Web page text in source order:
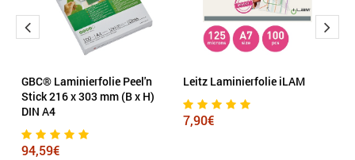
GBC® Laminierfolie Peel'n
Stick 216 x 303 mm (B x H)
DIN A4
94,59€
Leitz Laminierfolie iLAM
7,90€